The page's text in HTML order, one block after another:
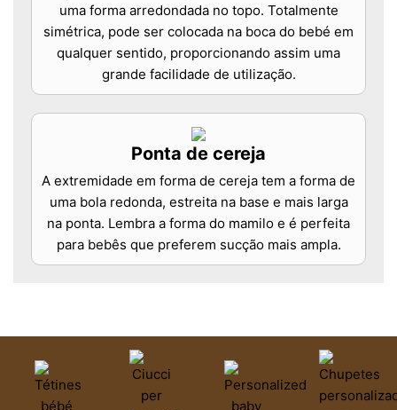
uma forma arredondada no topo. Totalmente
simétrica, pode ser colocada na boca do bebé em
qualquer sentido, proporcionando assim uma
grande facilidade de utilização.
Ponta de cereja
A extremidade em forma de cereja tem a forma de
uma bola redonda, estreita na base e mais larga
na ponta. Lembra a forma do mamilo e é perfeita
para bebês que preferem sucção mais ampla.